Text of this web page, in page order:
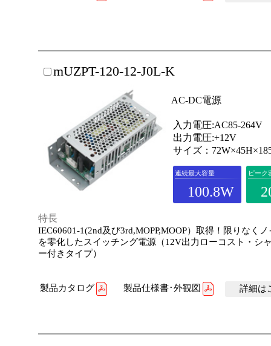
mUZPT-120-12-J0L-K
AC-DC電源
入力電圧:AC85-264V
出力電圧:+12V
サイズ：
連続最大容量
100.8W
ピーク
特長
IEC60601-1(2nd及び3rd,MOPP,MOOP）取得！限りなく
を零化したスイッチング電源（12V出力ローコスト・シ
ー付きタイプ）
製品カタログ 製品仕様書･外観図 詳細は